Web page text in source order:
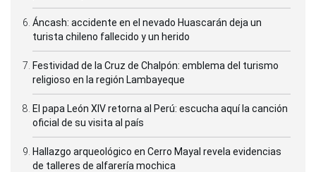
Áncash: accidente en el nevado Huascarán deja un
turista chileno fallecido y un herido
Festividad de la Cruz de Chalpón: emblema del turismo
religioso en la región Lambayeque
El papa León XIV retorna al Perú: escucha aquí la canción
oficial de su visita al país
Hallazgo arqueológico en Cerro Mayal revela evidencias
de talleres de alfarería mochica